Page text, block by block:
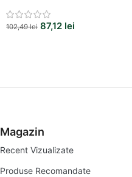
102,49lei 87,12 lei
Magazin
Recent Vizualizate
Produse Recomandate